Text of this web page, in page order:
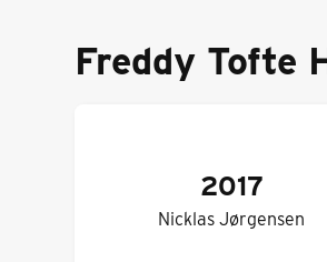
Freddy Tofte
2017
Nicklas Jørgensen